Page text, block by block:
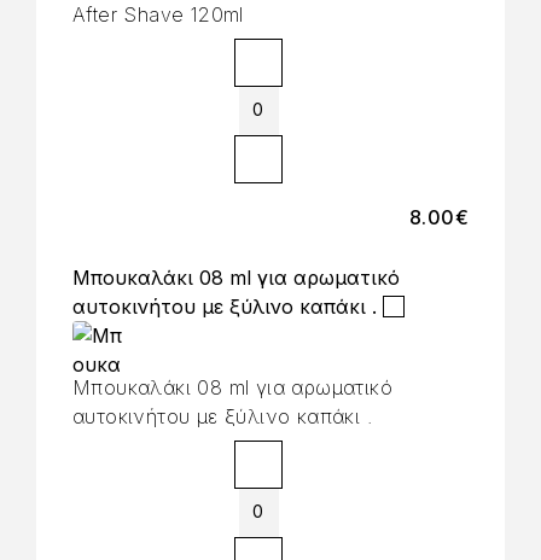
After Shave 120ml
8.00€
Μπουκαλάκι 08 ml για αρωματικό
αυτοκινήτου με ξύλινο καπάκι .
Μπουκαλάκι 08 ml για αρωματικό
αυτοκινήτου με ξύλινο καπάκι .